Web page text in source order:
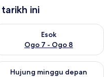
ini
Ogo 6 - Ogo 7
Esok
Ogo 7 - Ogo 8
ketersediaan untuk
ini Ogo 7 - Ogo 9
Hujung minggu depan
ketersediaan untuk